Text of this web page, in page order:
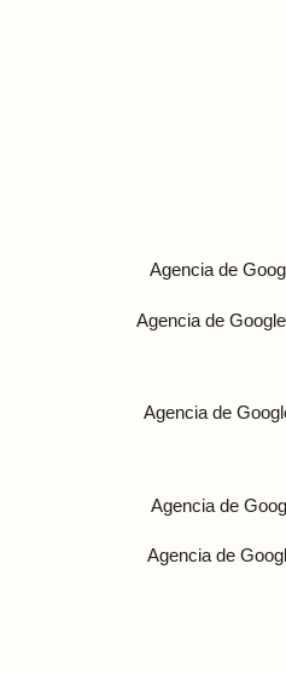
Agencia de
Agencia de
Agencia de
Agencia de
Agencia de